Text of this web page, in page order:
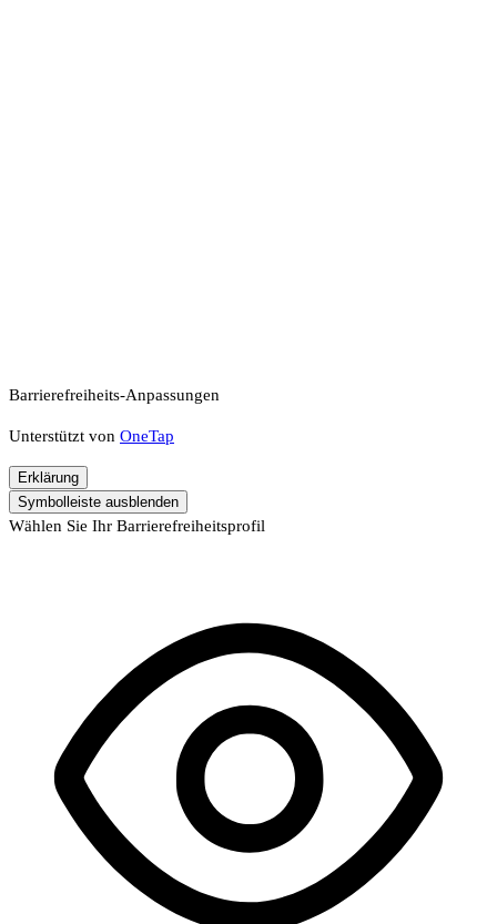
Barrierefreiheits-Anpassungen
Unterstützt von OneTap
Erklärung
Symbolleiste ausblenden
Wählen Sie Ihr Barrierefreiheitsprofil